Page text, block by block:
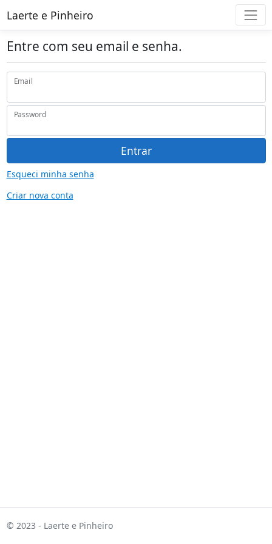
Laerte e Pinheiro
Entre com seu email e senha.
Email
Password
Entrar
Esqueci minha senha
Criar nova conta
© 2023 - Laerte e Pinheiro